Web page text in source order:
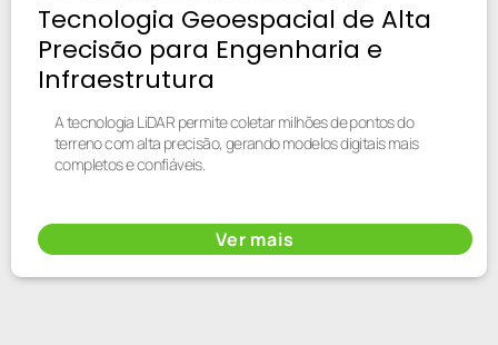
Tecnologia Geoespacial de Alta
Precisão para Engenharia e
Infraestrutura
A tecnologia LiDAR permite coletar milhões de pontos do
terreno com alta precisão, gerando modelos digitais mais
completos e confiáveis.
Ver mais